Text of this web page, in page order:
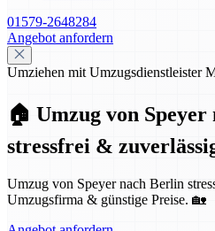
01579-2648284
Angebot anfordern
Umziehen mit Umzugsdienstleister
🏠 Umzug von
stressfrei &
Umzug von Speyer nach Berlin
Umzugsfirma & günstige Preise. 🏡